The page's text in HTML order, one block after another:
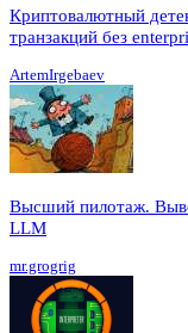
Криптовалютный
транзакций без
ArtemIrgebaev
Высший пилотаж.
LLM
mr.grogrig